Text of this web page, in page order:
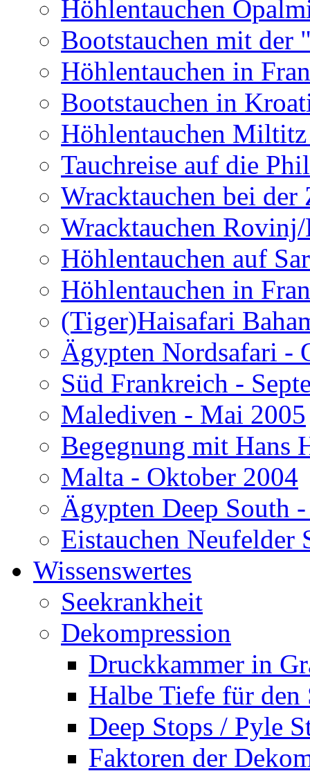
Höhlentauchen
Bootstauchen mit
Höhlentauchen in
Bootstauchen in
Höhlentauchen
Tauchreise auf die
Wracktauchen bei der
Wracktauchen
Höhlentauchen auf
Höhlentauchen in
(Tiger)Haisafari
Ägypten Nordsafari -
Süd Frankreich -
Malediven - Mai 2005
Begegnung mit Hans
Malta - Oktober 2004
Ägypten Deep South
Eistauchen Neufelder
Wissenswertes
Seekrankheit
Dekompression
Druckkammer in
Halbe Tiefe für den
Deep Stops / Pyle
Faktoren der